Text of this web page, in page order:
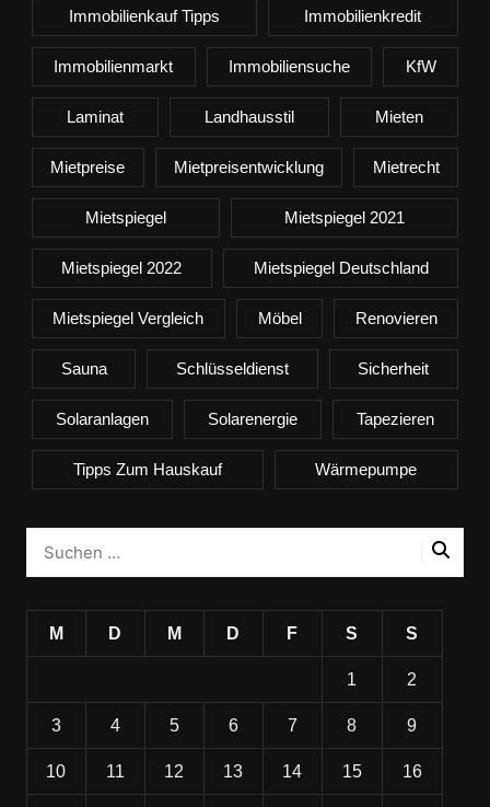
Immobilienkauf Tipps Immobilienkredit
Immobilienmarkt Immobiliensuche KfW
Laminat Landhausstil Mieten
Mietpreise Mietpreisentwicklung Mietrecht
Mietspiegel Mietspiegel 2021
Mietspiegel 2022 Mietspiegel Deutschland
Mietspiegel Vergleich Möbel Renovieren
Sauna Schlüsseldienst Sicherheit
Solaranlagen Solarenergie Tapezieren
Tipps Zum Hauskauf Wärmepumpe
M D M D F S S
1 2
3 4 5 6 7 8 9
10 11 12 13 14 15 16